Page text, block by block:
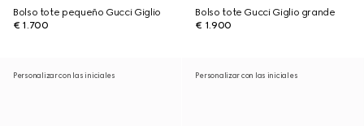
Bolso tote pequeño Gucci Giglio
€ 1.700
Bolso tote Gucci Giglio grande
€ 1.900
Personalizar con las iniciales Personalizar con las iniciales